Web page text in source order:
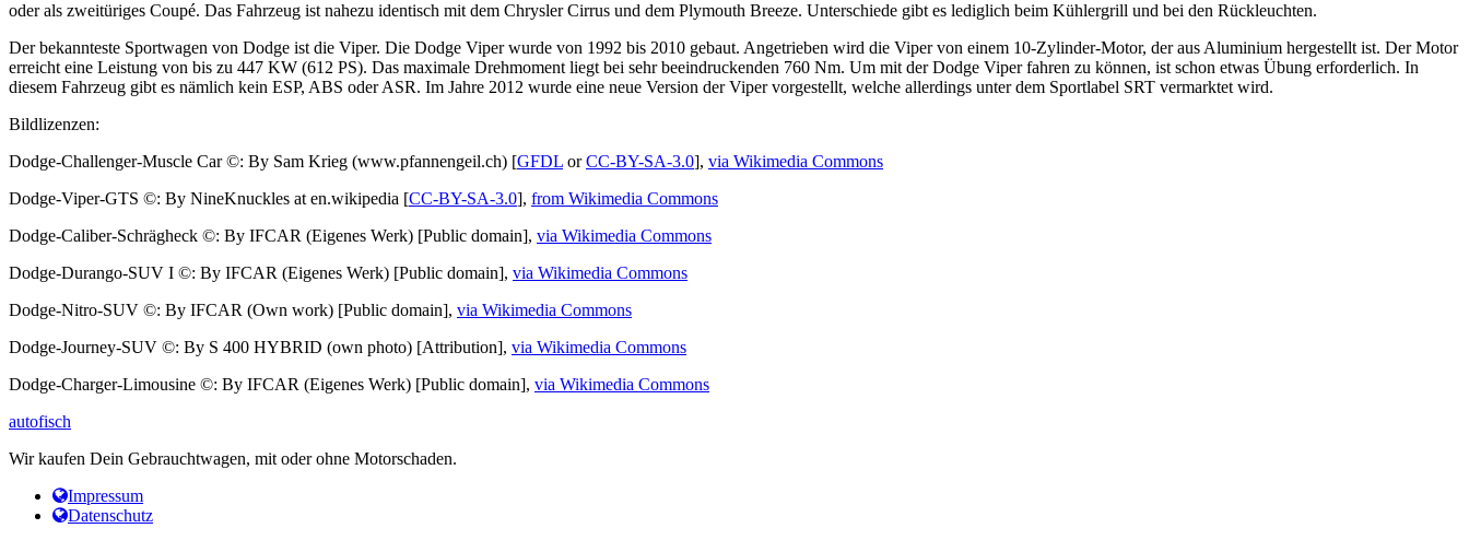
oder als zweitüriges Coupé. Das Fahrzeug ist nahezu identisch mit dem Chrysler Cirrus und dem Plymouth Breeze. Unterschiede gibt es lediglich beim Kühlergrill und bei den Rückleuchten.
Der bekannteste Sportwagen von Dodge ist die Viper. Die Dodge Viper wurde von 1992 bis 2010 gebaut. Angetrieben wird die Viper von einem 10-Zylinder-Motor, der aus Aluminium hergestellt ist. Der Motor
erreicht eine Leistung von bis zu 447 KW (612 PS). Das maximale Drehmoment liegt bei sehr beeindruckenden 760 Nm. Um mit der Dodge Viper fahren zu können, ist schon etwas Übung erforderlich. In
diesem Fahrzeug gibt es nämlich kein ESP, ABS oder ASR. Im Jahre 2012 wurde eine neue Version der Viper vorgestellt, welche allerdings unter dem Sportlabel SRT vermarktet wird.
Bildlizenzen:
Dodge-Challenger-Muscle Car ©: By Sam Krieg (www.pfannengeil.ch) [GFDL orCC-BY-SA-3.0], via Wikimedia Commons
Dodge-Viper-GTS ©: By NineKnuckles at en.wikipedia [CC-BY-SA-3.0], from Wikimedia Commons
Dodge-Caliber-Schrägheck ©: By IFCAR (Eigenes Werk) [Public domain], via Wikimedia Commons
Dodge-Durango-SUV I ©: By IFCAR (Eigenes Werk) [Public domain], via Wikimedia Commons
Dodge-Nitro-SUV ©: By IFCAR (Own work) [Public domain], via Wikimedia Commons
Dodge-Journey-SUV ©: By S 400 HYBRID (own photo) [Attribution], via Wikimedia Commons
Dodge-Charger-Limousine ©: By IFCAR (Eigenes Werk) [Public domain], via Wikimedia Commons
autofisch
Wir kaufen Dein Gebrauchtwagen, mit oder ohne Motorschaden.
Impressum
Datenschutz